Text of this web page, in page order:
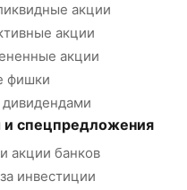
акции
акции
акции
фишки
и спецпредложения
акции банков
инвестиции